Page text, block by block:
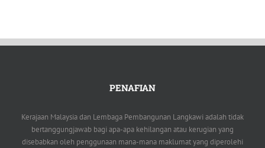
PENAFIAN
Kerajaan Malaysia dan Lembaga Pembangunan Langkawi adalah tidak
bertanggungjawab bagi apa-apa kehilangan atau kerugian yang
disebabkan oleh penggunaan mana-mana maklumat yang diperolehi